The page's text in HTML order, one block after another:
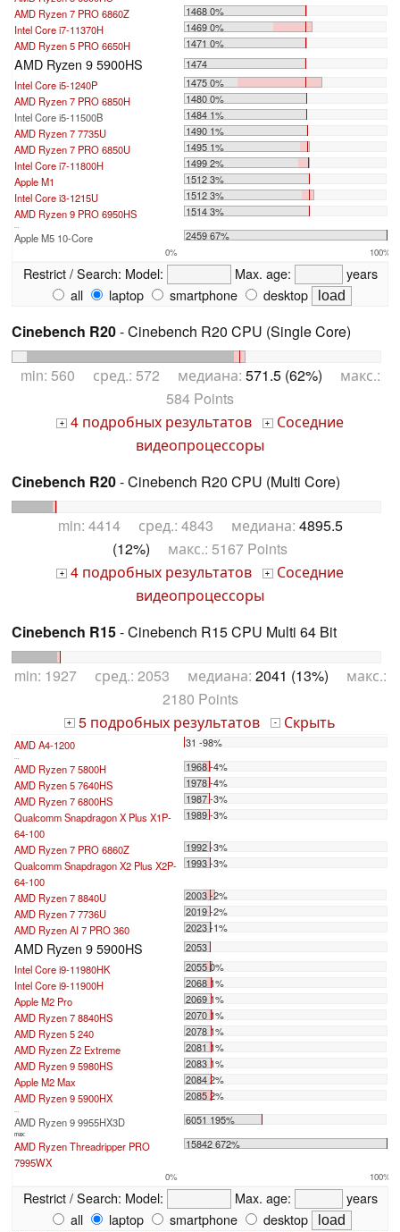
AMD Ryzen 7 PRO 6860Z
1468 0%
Intel Core i7-11370H
1469 0%
AMD Ryzen 5 PRO 6650H
1471 0%
AMD Ryzen 9 5900HS
1474
Intel Core i5-1240P
1475 0%
AMD Ryzen 7 PRO 6850H
1480 0%
Intel Core i5-11500B
1484 1%
AMD Ryzen 7 7735U
1490 1%
AMD Ryzen 7 PRO 6850U
1495 1%
Intel Core i7-11800H
1499 2%
Apple M1
1512 3%
Intel Core i3-1215U
1512 3%
AMD Ryzen 9 PRO 6950HS
1514 3%
...
Apple M5 10-Core 2459 67%
0% 100%
Restrict / Search: Model: Max. age:
years
all
laptop smartphone desktop
Cinebench R20- Cinebench R20 CPU (Single Core)
min: 560 сред.: 572 медиана: 571.5 (62%) макс.:
584 Points
+ 4 подробных результатов + Соседние
видеопроцессоры
Cinebench R20- Cinebench R20 CPU (Multi Core)
min: 4414 сред.: 4843 медиана: 4895.5
(12%) макс.: 5167 Points
+ 4 подробных результатов + Соседние
видеопроцессоры
Cinebench R15- Cinebench R15 CPU Multi 64 Bit
min: 1927 сред.: 2053 медиана: 2041 (13%) макс.:
2180 Points
+ 5 подробных результатов - Скрыть
AMD A4-1200 31 -98%
AMD Ryzen 7 5800H
1968 -4%
AMD Ryzen 5 7640HS
1978 -4%
AMD Ryzen 7 6800HS
1987 -3%
Qualcomm Snapdragon X Plus X1P-
64-100
1989 -3%
AMD Ryzen 7 PRO 6860Z
1992 -3%
Qualcomm Snapdragon X2 Plus X2P-
64-100
1993 -3%
AMD Ryzen 7 8840U
2003 -2%
AMD Ryzen 7 7736U
2019 -2%
AMD Ryzen AI 7 PRO 360
2023 -1%
AMD Ryzen 9 5900HS
2053
Intel Core i9-11980HK
2055 0%
Intel Core i9-11900H
2068 1%
Apple M2 Pro
2069 1%
AMD Ryzen 7 8840HS
2070 1%
AMD Ryzen 5 240
2078 1%
AMD Ryzen Z2 Extreme
2081 1%
AMD Ryzen 9 5980HS
2083 1%
Apple M2 Max
2084 2%
AMD Ryzen 9 5900HX
2085 2%
AMD Ryzen 9 9955HX3D 6051 195%
max:
AMD Ryzen Threadripper PRO
7995WX
15842 672%
0% 100%
Restrict / Search: Model: Max. age:
years
all
laptop smartphone desktop